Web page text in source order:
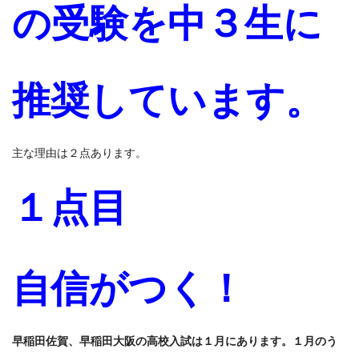
の受験を中３生に
推奨しています。
主な理由は２点あります。
１点目
自信がつく！
早稲田佐賀、早稲田大阪の高校入試は１月にあります。１月のう